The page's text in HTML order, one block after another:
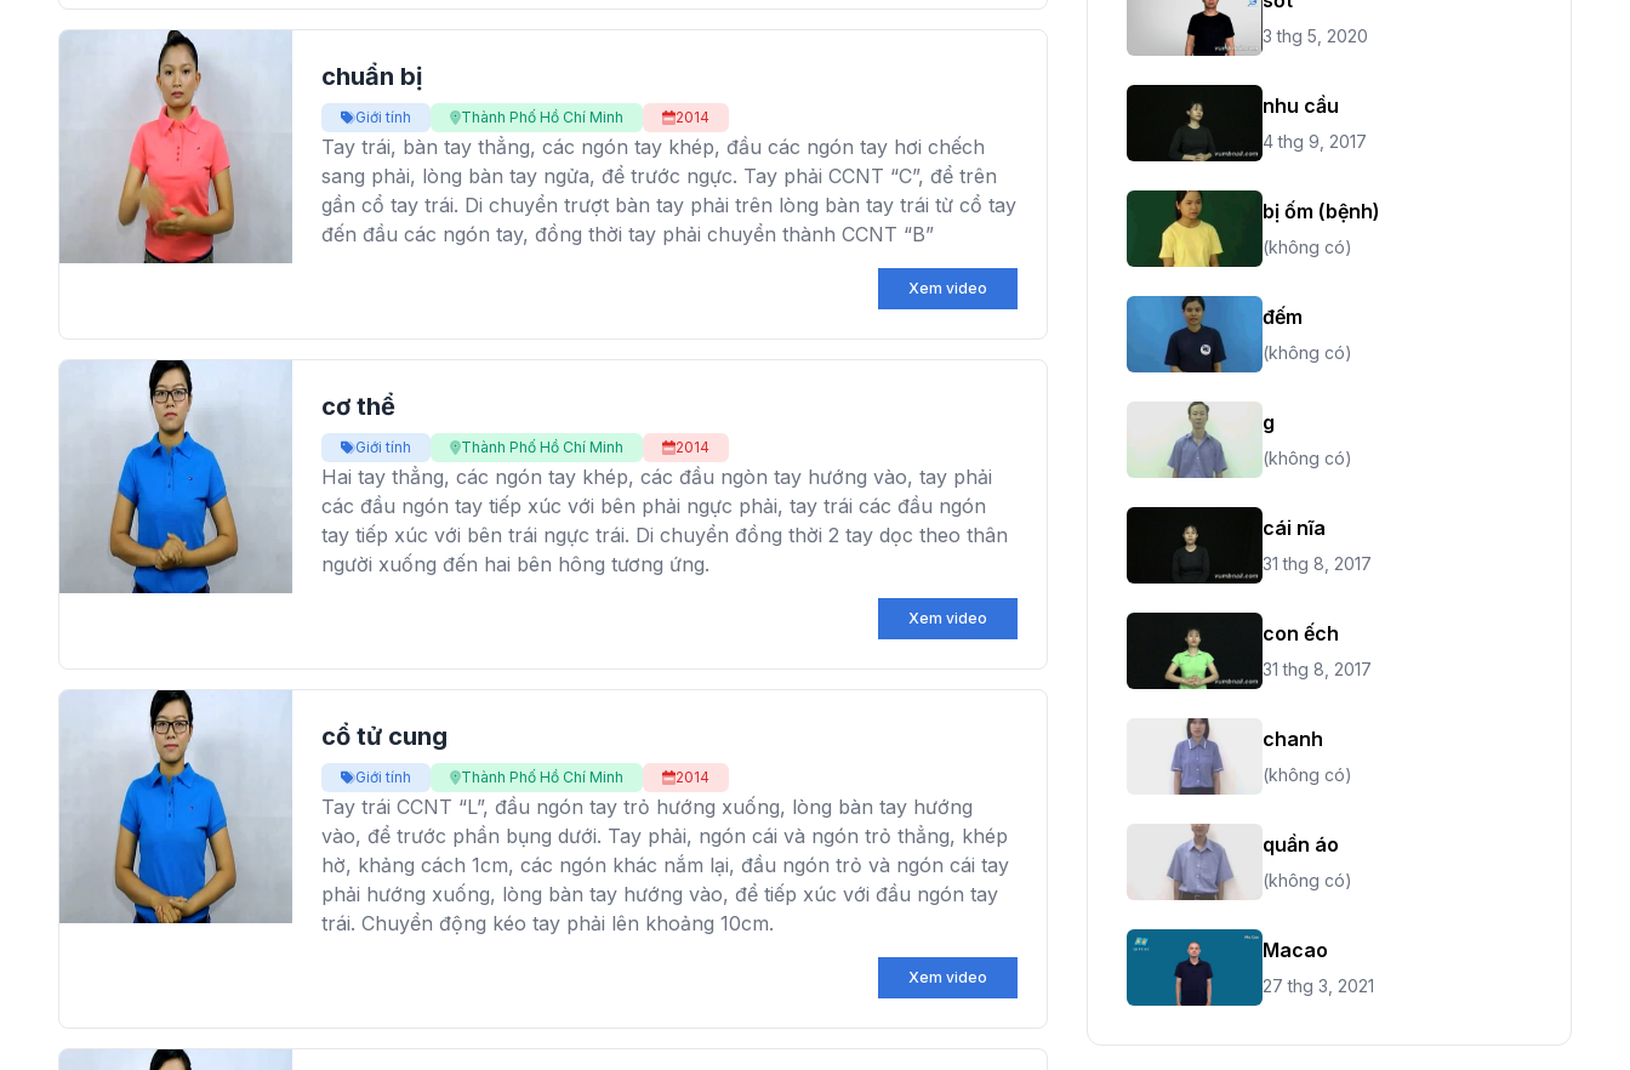
chuẩn bị
Giới tính Thành Phố Hồ Chí Minh 2014
Tay trái, bàn tay thẳng, các ngón tay khép, đầu các ngón tay hơi chếch
sang phải, lòng bàn tay ngửa, để trước ngực. Tay phải CCNT “C”, để trên
gần cổ tay trái. Di chuyển trượt bàn tay phải trên lòng bàn tay trái từ cổ tay
đến đầu các ngón tay, đồng thời tay phải chuyển thành CCNT “B”
Xem video
cơ thể
Giới tính Thành Phố Hồ Chí Minh 2014
Hai tay thẳng, các ngón tay khép, các đầu ngòn tay hướng vào, tay phải
các đầu ngón tay tiếp xúc với bên phải ngực phải, tay trái các đầu ngón
tay tiếp xúc với bên trái ngực trái. Di chuyển đồng thời 2 tay dọc theo thân
người xuống đến hai bên hông tương ứng.
Xem video
cổ tử cung
Giới tính Thành Phố Hồ Chí Minh 2014
Tay trái CCNT “L”, đầu ngón tay trỏ hướng xuống, lòng bàn tay hướng
vào, để trước phần bụng dưới. Tay phải, ngón cái và ngón trỏ thẳng, khép
hờ, khảng cách 1cm, các ngón khác nắm lại, đầu ngón trỏ và ngón cái tay
phải hướng xuống, lòng bàn tay hướng vào, để tiếp xúc với đầu ngón tay
trái. Chuyển động kéo tay phải lên khoảng 10cm.
Xem video
3 thg 5, 2020
nhu cầu
4 thg 9, 2017
bị ốm (bệnh)
(không có)
đếm
(không có)
g
(không có)
cái nĩa
31 thg 8, 2017
con ếch
31 thg 8, 2017
chanh
(không có)
quần áo
(không có)
Macao
27 thg 3, 2021